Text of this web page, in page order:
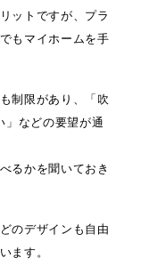
ットですが、プラ
もマイホームを手
制限があり、「吹
」などの要望が通
るかを聞いておき
のデザインも自由
ます。